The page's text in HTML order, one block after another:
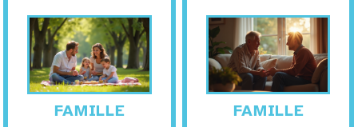
FAMILLE FAMILLE